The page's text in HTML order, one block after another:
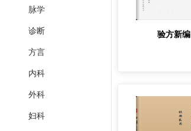
脉学
诊断
方言
内科
外科
妇科
验方新编